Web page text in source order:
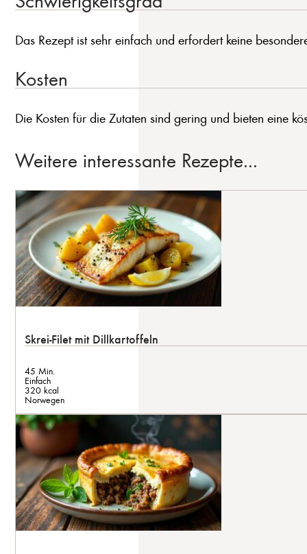
Das Rezept ist sehr einfach und erfordert keine
Kosten
Die Kosten für die Zutaten sind gering und bieten eine
Weitere interessante Rezepte...
Skrei-Filet mit Dillkartoffeln
45 Min.
Einfach
320 kcal
Norwegen